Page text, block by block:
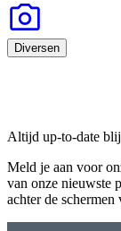
Diversen
Altijd up-to-date
Meld je aan voor
van onze nieuwste
achter de